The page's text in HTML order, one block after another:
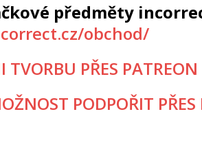
předměty
obchod/
TVORBU PŘES PATREON
PODPOŘIT PŘES